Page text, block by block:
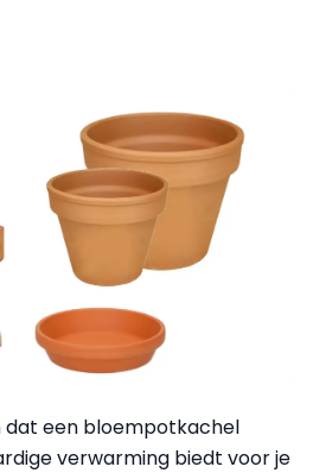
dat een bloempotkachel
verwarming biedt voor je